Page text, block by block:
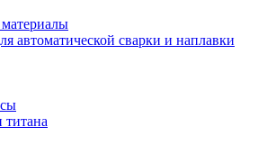
автоматической сварки и наплавки
титана